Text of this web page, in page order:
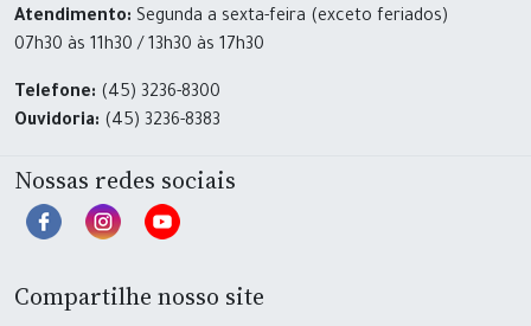
Atendimento: Segunda a sexta-feira (exceto feriados)
07h30 às 11h30 / 13h30 às 17h30
Telefone: (45) 3236-8300
Ouvidoria: (45) 3236-8383
Nossas redes sociais
Compartilhe nosso site